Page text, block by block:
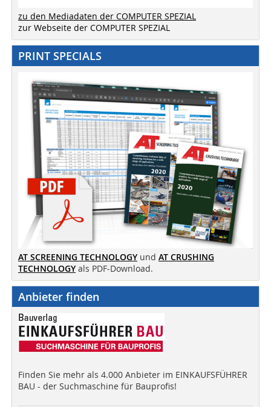
zu den Mediadaten der COMPUTER SPEZIAL
zur Webseite der COMPUTER SPEZIAL
PRINT SPECIALS
AT SCREENING TECHNOLOGY und AT CRUSHING
TECHNOLOGY als PDF-Download.
Anbieter finden
Finden Sie mehr als 4.000 Anbieter im EINKAUFSFÜHRER
BAU - der Suchmaschine für Bauprofis!